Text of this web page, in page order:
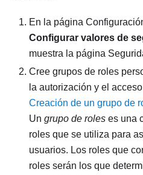
En la página
Configurar valores de
muestra la página
Cree grupos de roles
la autorización y el
Creación de un grupo de
Un grupo de roles es una
roles que se utiliza para
usuarios. Los roles que
roles serán los que